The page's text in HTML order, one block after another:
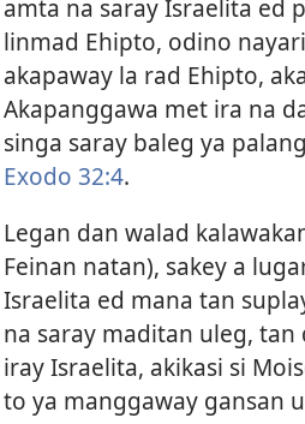
amta na saray Israelita ed
linmad Ehipto, odino
akapaway la rad Ehipto,
Akapanggawa met ira na
singa saray baleg ya
Exodo 32:4.
Legan dan walad
Feinan natan), sakey a
Israelita ed mana tan
na saray maditan uleg,
iray Israelita, akikasi si
to ya manggaway gansan